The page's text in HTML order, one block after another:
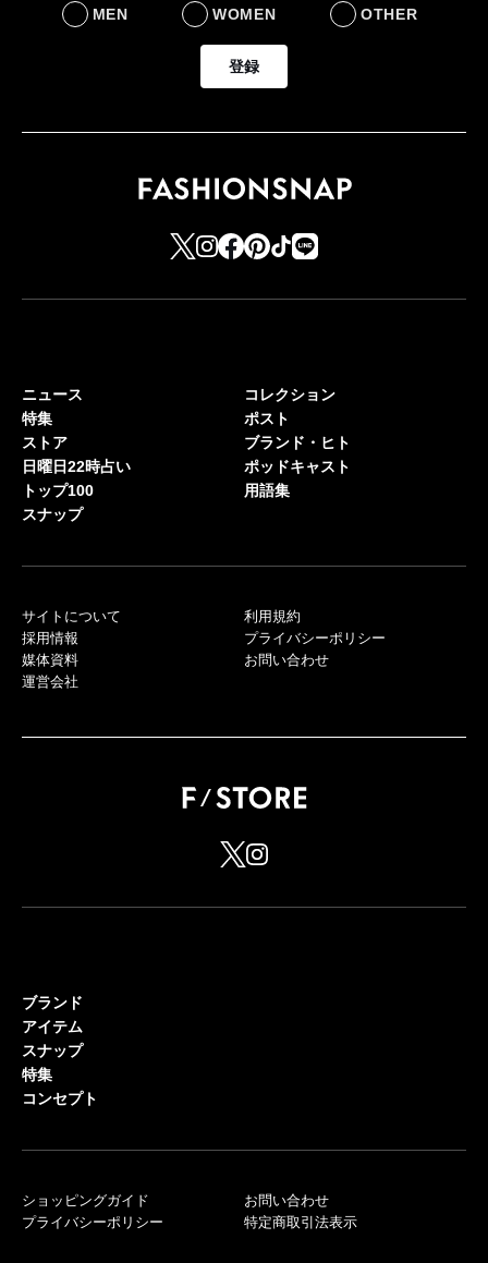
MEN WOMEN OTHER
登録
ニュース
特集
ストア
日曜日22時占い
トップ100
スナップ
コレクション
ポスト
ブランド・ヒト
ポッドキャスト
用語集
サイトについて
採用情報
媒体資料
運営会社
利用規約
プライバシーポリシー
お問い合わせ
ブランド
アイテム
スナップ
特集
コンセプト
ショッピングガイド
プライバシーポリシー
お問い合わせ
特定商取引法表示